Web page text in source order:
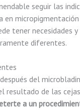
seguir las
en micropigmentación
tener necesidades
diferentes.
del
resultado de las
a un